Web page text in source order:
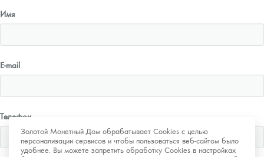
Золотой Монетный Дом обрабатывает Cookies с целью
персонализации сервисов и чтобы пользоваться веб-сайтом было
удобнее. Вы можете запретить обработку Cookies в настройках
Имя
E-mail
Телефон